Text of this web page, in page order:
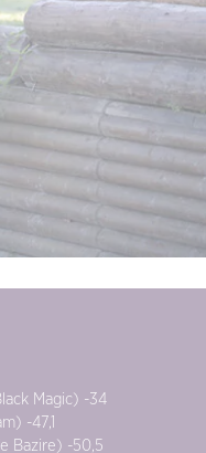
Magic) -34
-47,1
Bazire) -50,5